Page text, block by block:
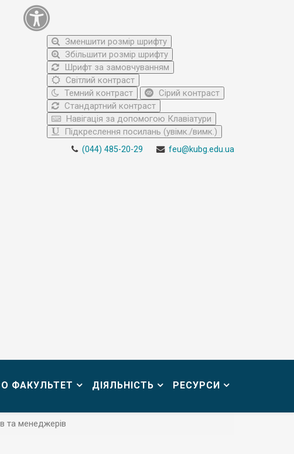
Зменшити розмір шрифту
Збільшити розмір шрифту
Шрифт за замовчуванням
Світлий контраст
Темний контраст
Сірий контраст
Стандартний контраст
Навігація за допомогою Клавіатури
Підкреслення посилань (увімк./вимк.)
(044) 485-20-29 feu@kubg.edu.ua
ФАКУЛЬТЕТ ДІЯЛЬНІСТЬ РЕСУРСИ
та менеджерів